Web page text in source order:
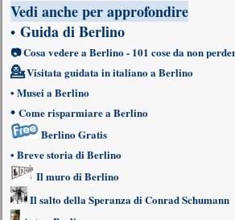
Vedi anche per approfondire
• Guida di Berlino
📷Cosa vedere a Berlino- 101 cose da non
💁Visitata guidata in italiano a Berlino
• Musei a Berlino
• Come risparmiare a Berlino
Berlino Gratis
• Breve storia di Berlino
Il muro di Berlino
Il salto della Speranza di Conrad Schumann